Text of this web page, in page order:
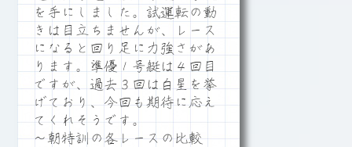
を手にしました。試運転の動
きは目立ちませんが、レース
になると回り足に力強さがあ
ります。準優１号艇は４回目
ですが、過去３回は白星を挙
げており、今回も期待に応え
てくれそうです。
～朝特訓の各レースの比較